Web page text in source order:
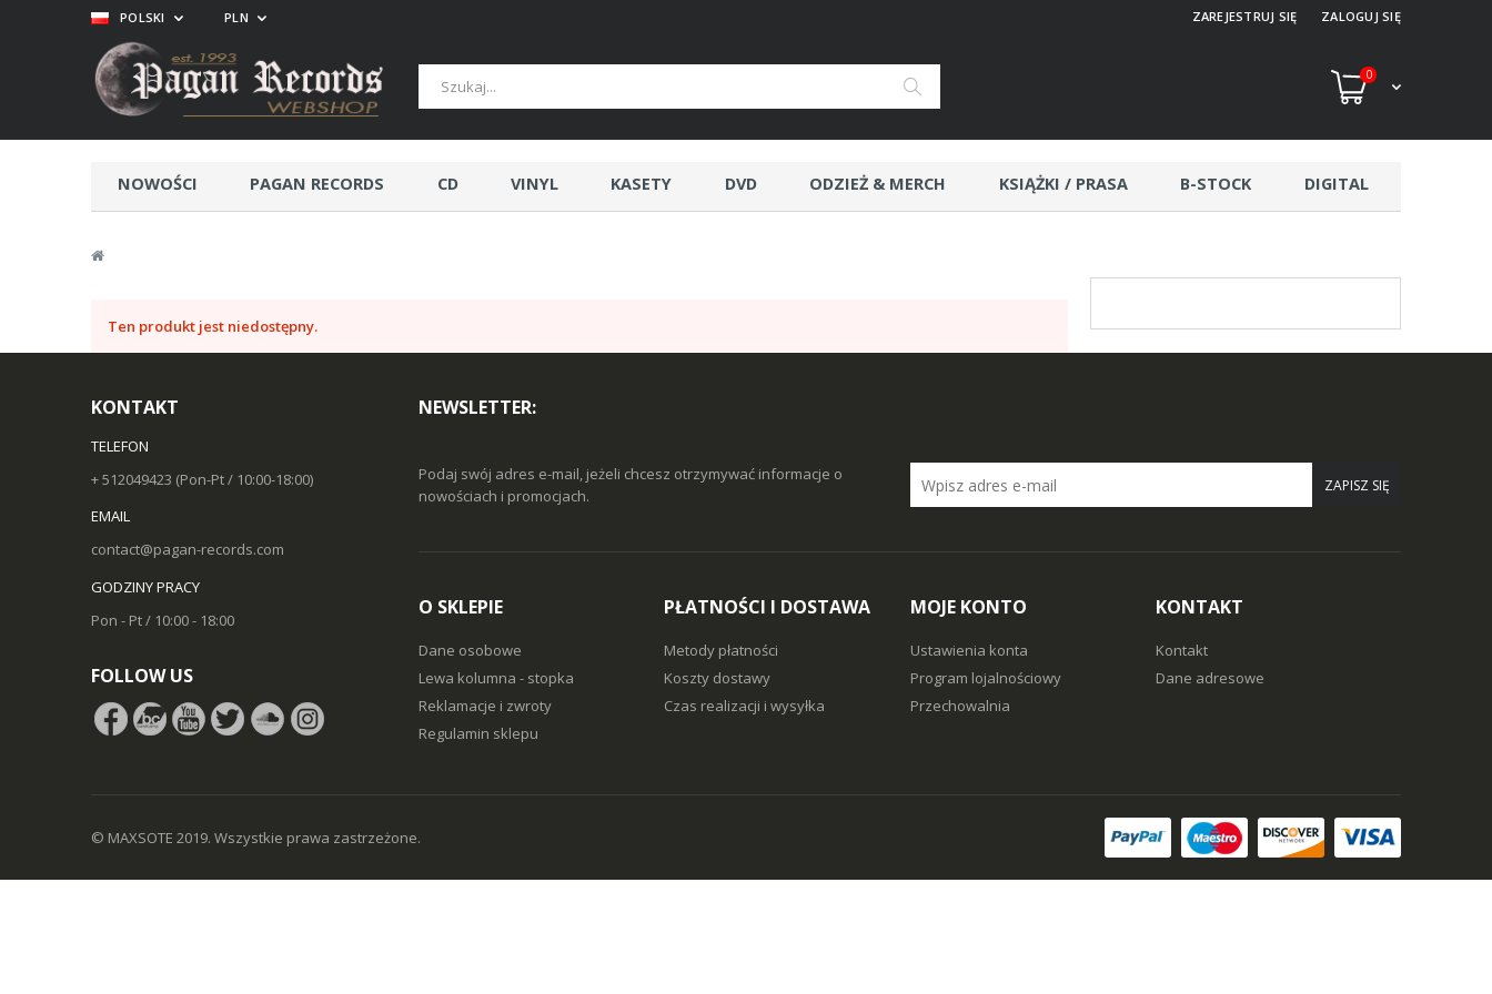
ZAREJESTRUJ SIĘ ZALOGUJ SIĘ
0
NOWOŚCI PAGAN RECORDS CD VINYL KASETY DVD ODZIEŻ & MERCH KSIĄŻKI / PRASA B-STOCK DIGITAL
POLSKI PLN
Ten produkt jest niedostępny.
KONTAKT
TELEFON
+ 512049423 (Pon-Pt / 10:00-18:00)
EMAIL
contact@pagan-records.com
GODZINY PRACY
Pon - Pt / 10:00 - 18:00
FOLLOW US
NEWSLETTER:
Podaj swój adres e-mail, jeżeli chcesz otrzymywać informacje o
nowościach i promocjach.
ZAPISZ SIĘ
O SKLEPIE
Dane osobowe
Lewa kolumna - stopka
Reklamacje i zwroty
Regulamin sklepu
PŁATNOŚCI I DOSTAWA
Metody płatności
Koszty dostawy
Czas realizacji i wysyłka
MOJE KONTO
Ustawienia konta
Program lojalnościowy
Przechowalnia
KONTAKT
Kontakt
Dane adresowe
© MAXSOTE 2019. Wszystkie prawa zastrzeżone.